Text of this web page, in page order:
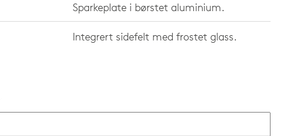
Sparkeplate i børstet aluminium.
Integrert sidefelt med frostet glass.